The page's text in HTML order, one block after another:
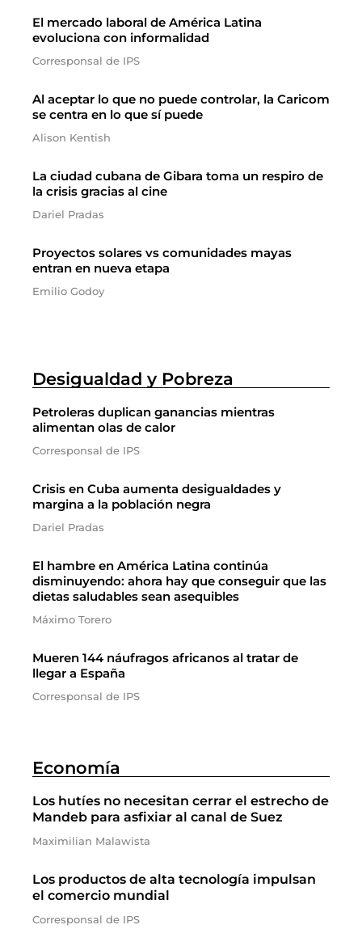
El mercado laboral de América Latina
evoluciona con informalidad
Corresponsal de IPS
Al aceptar lo que no puede controlar, la Caricom
se centra en lo que sí puede
Alison Kentish
La ciudad cubana de Gibara toma un respiro de
la crisis gracias al cine
Dariel Pradas
Proyectos solares vs comunidades mayas
entran en nueva etapa
Emilio Godoy
Desigualdad y Pobreza
Petroleras duplican ganancias mientras
alimentan olas de calor
Corresponsal de IPS
Crisis en Cuba aumenta desigualdades y
margina a la población negra
Dariel Pradas
El hambre en América Latina continúa
disminuyendo: ahora hay que conseguir que las
dietas saludables sean asequibles
Máximo Torero
Mueren 144 náufragos africanos al tratar de
llegar a España
Corresponsal de IPS
Economía
Los hutíes no necesitan cerrar el estrecho de
Mandeb para asfixiar al canal de Suez
Maximilian Malawista
Los productos de alta tecnología impulsan
el comercio mundial
Corresponsal de IPS